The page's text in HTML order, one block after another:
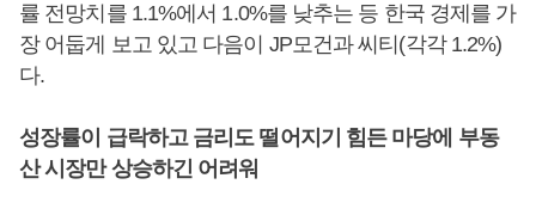
률 전망치를 1.1%에서 1.0%를 낮추는 등 한국 경제를 가
장 어둡게 보고 있고 다음이 JP모건과 씨티(각각 1.2%)
다.
성장률이 급락하고 금리도 떨어지기 힘든 마당에 부동
산 시장만 상승하긴 어려워